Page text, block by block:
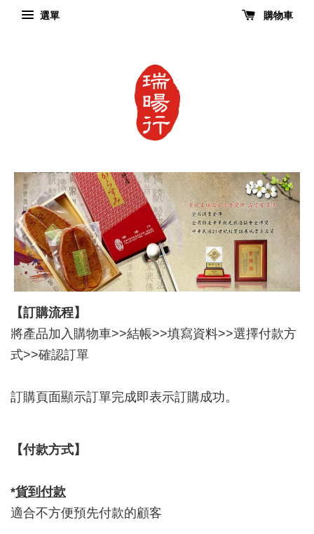
選單 購物車
【訂購流程】
將產品加入購物車>>結帳>>填寫資料>>選擇付款方
式>>確認訂單
訂購頁面顯示訂單完成即表示訂購成功。
【付款方式】
*貨到付款
適合不方便預先付款的顧客